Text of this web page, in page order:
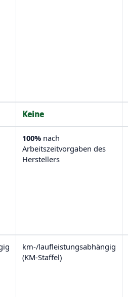
Keine
100% nach
Arbeitszeitvorgaben des
Herstellers
km-/laufleistungsabhängig
(KM-Staffel)